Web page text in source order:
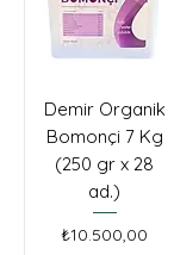
Demir Organik
Bomonçi 7 Kg
(250 gr x 28
ad.)
Fiyat
₺10.500,00